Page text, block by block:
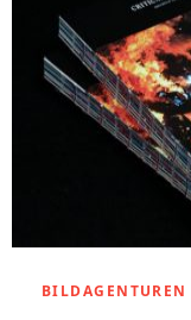
BILDAGENTUREN